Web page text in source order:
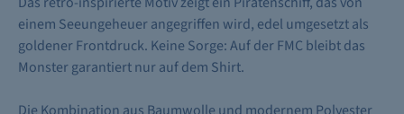
einem Seeungeheuer angegriffen wird, edel umgesetzt als
goldener Frontdruck. Keine Sorge: Auf der FMC bleibt das
Monster garantiert nur auf dem Shirt.